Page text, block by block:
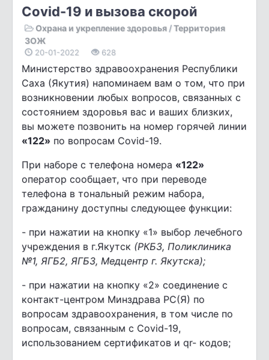
Covid-19 и вызова скорой
Охрана и укрепление здоровья /Территория
ЗОЖ
20-01-2022 628
Министерство здравоохранения Республики
Саха (Якутия) напоминаем вам о том, что при
возникновении любых вопросов, связанных с
состоянием здоровья вас и ваших близких,
вы можете позвонить на номер горячей линии
«122» по вопросам Covid-19.
При наборе с телефона номера «122»
оператор сообщает, что при переводе
телефона в тональный режим набора,
гражданину доступны следующее функции:
- при нажатии на кнопку «1» выбор лечебного
учреждения в г.Якутск (РКБ3, Поликлиника
№1, ЯГБ2, ЯГБ3, Медцентр г. Якутска);
- при нажатии на кнопку «2» соединение с
контакт-центром Минздрава РС(Я) по
вопросам здравоохранения, в том числе по
вопросам, связанным с Covid-19,
использованием сертификатов и qr- кодов;